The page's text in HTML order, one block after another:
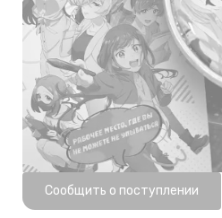
Нет в наличии
Сообщить о поступлении